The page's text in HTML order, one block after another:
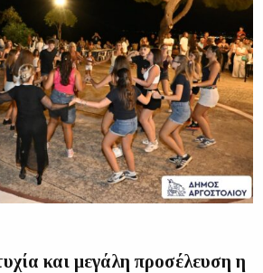
και μεγάλη προσέλευση η